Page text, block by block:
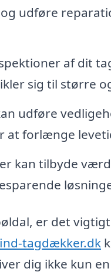
udføre
af dit
sig til større
udføre
at forlænge
kan tilbyde
er det
tagdækker.dk
dig ikke kun